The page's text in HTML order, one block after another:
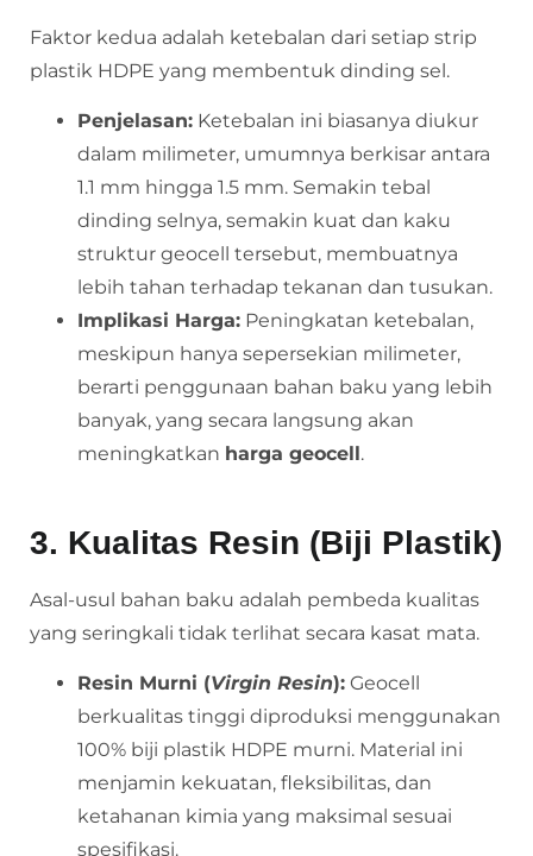
Faktor kedua adalah ketebalan dari setiap strip
plastik HDPE yang membentuk dinding sel.
Penjelasan: Ketebalan ini biasanya diukur
dalam milimeter, umumnya berkisar antara
1.1 mm hingga 1.5 mm. Semakin tebal
dinding selnya, semakin kuat dan kaku
struktur geocell tersebut, membuatnya
lebih tahan terhadap tekanan dan tusukan.
Implikasi Harga: Peningkatan ketebalan,
meskipun hanya sepersekian milimeter,
berarti penggunaan bahan baku yang lebih
banyak, yang secara langsung akan
meningkatkan harga geocell.
3. Kualitas Resin (Biji Plastik)
Asal-usul bahan baku adalah pembeda kualitas
yang seringkali tidak terlihat secara kasat mata.
Resin Murni (Virgin Resin): Geocell
berkualitas tinggi diproduksi menggunakan
100% biji plastik HDPE murni. Material ini
menjamin kekuatan, fleksibilitas, dan
ketahanan kimia yang maksimal sesuai
spesifikasi.